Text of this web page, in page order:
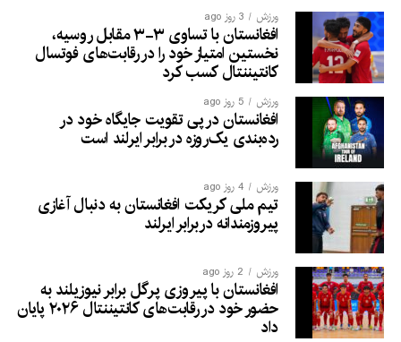
ورزش 3 روز ago
افغانستان با تساوی ۳-۳ مقابل روسیه،
نخستین امتیاز خود را در رقابت‌های فوتسال
کانتیننتال کسب کرد
ورزش 5 روز ago
افغانستان در پی تقویت جایگاه خود در
رده‌بندی یک‌روزه در برابر ایرلند است
ورزش 4 روز ago
تیم ملی کریکت افغانستان به دنبال آغازی
پیروزمندانه دربرابر ایرلند
ورزش 2 روز ago
افغانستان با پیروزی پرگل برابر نیوزیلند به
حضور خود در رقابت‌های کانتیننتال ۲۰۲۶ پایان
داد